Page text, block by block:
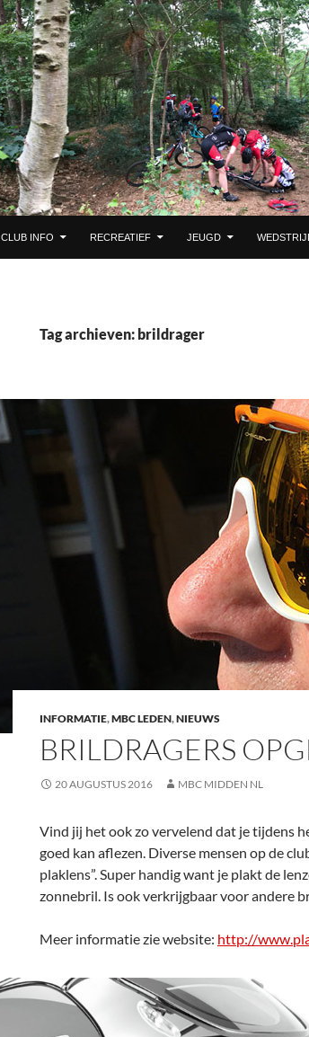
CLUB INFO RECREATIEF JEUGD
Tag archieven: brildrager
INFORMATIE,MBC LEDEN,NIEUWS
BRILDRAGERS
20 AUGUSTUS 2016 MBC MIDDEN NL
Vind jij het ook zo vervelend dat je tijdens
goed kan aflezen. Diverse mensen op de
plaklens”. Super handig want je plakt de
zonnebril. Is ook verkrijgbaar voor andere
Meer informatie zie website: http://